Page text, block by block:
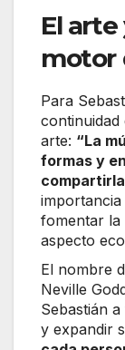
El
motor
Para
continuidad
arte: “La
formas y
fomentar la
aspecto
El nombre
Neville
Sebastián
y expandir